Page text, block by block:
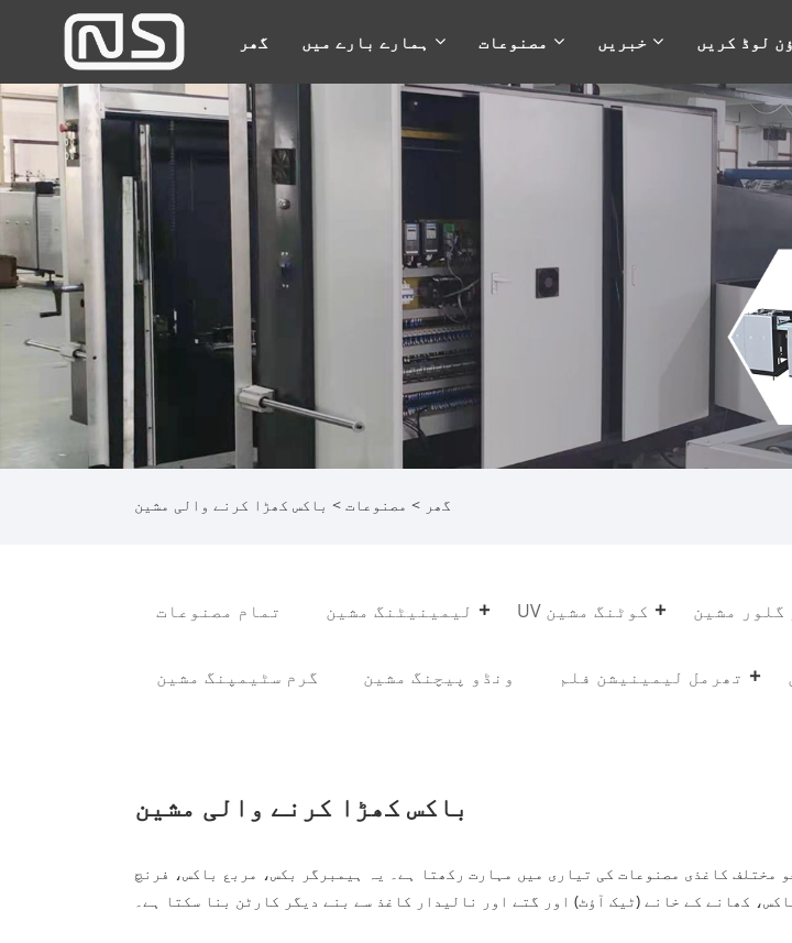
گھر ہمارے بارے میں مصنوعات خبریں لوڈ کریں
گھر > مصنوعات > باکس کھڑا کرنے والی مشین
تمام مصنوعات لیمینیٹنگ مشین UV کوٹنگ مشین گلور مشین
گرم سٹیمپنگ مشین ونڈو پیچنگ مشین تھرمل لیمینیشن فلم
باکس کھڑا کرنے والی مشین
کاغذی مصنوعات کی تیاری میں مہارت رکھتا ہے۔ یہ ہیمبرگر بکس، مربع باکس، فرنچ
کھانے کے خانے (ٹیک آؤٹ) اور گتے اور نالیدار کاغذ سے بنے دیگر کارٹن بنا سکتا ہے۔